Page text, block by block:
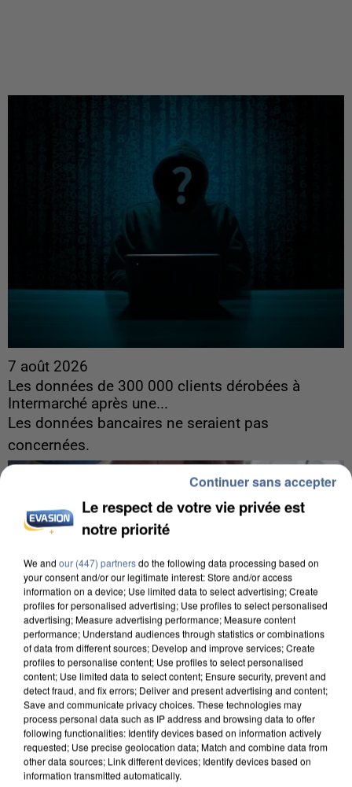
7 août 2026
Les données de 300 000 clients dérobées à
Intermarché après une...
Les données bancaires ne seraient pas
concernées.
7 août 2026
Un second cadre de la DZ Mafia interpellé en
Algérie
Le respect de votre vie privée est
notre priorité
We and our (447) partnersdo the following data processing based on
your consent and/or our legitimate interest: Store and/or access
information on a device; Use limited data to select advertising; Create
profiles for personalised advertising; Use profiles to select personalised
advertising; Measure advertising performance; Measure content
performance; Understand audiences through statistics or combinations
of data from different sources; Develop and improve services; Create
profiles to personalise content; Use profiles to select personalised
content; Use limited data to select content; Ensure security, prevent and
detect fraud, and fix errors; Deliver and present advertising and content;
Save and communicate privacy choices. These technologies may
process personal data such as IP address and browsing data to offer
following functionalities: Identify devices based on information actively
requested; Use precise geolocation data; Match and combine data from
other data sources; Link different devices; Identify devices based on
information transmitted automatically.
Continuer sans accepter